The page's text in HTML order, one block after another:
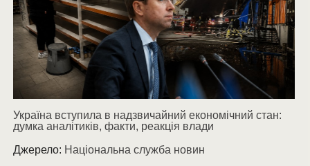
Україна вступила в надзвичайний економічний стан:
думка аналітиків, факти, реакція влади
Джерело: Національна служба новин